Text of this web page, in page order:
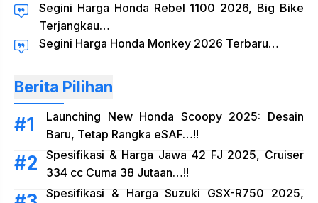
Segini Harga Honda Rebel 1100 2026, Big Bike
Terjangkau…
Segini Harga Honda Monkey 2026 Terbaru…
Berita Pilihan
Launching New Honda Scoopy 2025: Desain
Baru, Tetap Rangka eSAF…!!
Spesifikasi & Harga Jawa 42 FJ 2025, Cruiser
334 cc Cuma 38 Jutaan…!!
Spesifikasi & Harga Suzuki GSX-R750 2025,